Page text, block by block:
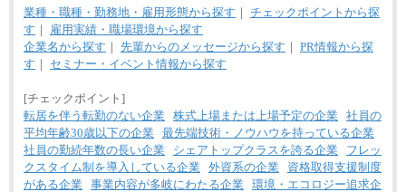
業種・職種・勤務地・雇用形態から探す ｜ チェックポイントから探
す ｜
雇用実績・職場環境から探す
企業名から探す ｜ 先輩からのメッセージから探す ｜ PR情報から探
す ｜ セミナー・イベント情報から探す
[チェックポイント]
転居を伴う転勤のない企業 株式上場または上場予定の企業 社員の
平均年齢30歳以下の企業 最先端技術・ノウハウを持っている企業
社員の勤続年数の長い企業
シェアトップクラスを誇る企業
フレッ
クスタイム制を導入している企業 外資系の企業
資格取得支援制度
がある企業 事業内容が多岐にわたる企業 環境・エコロジー追求企